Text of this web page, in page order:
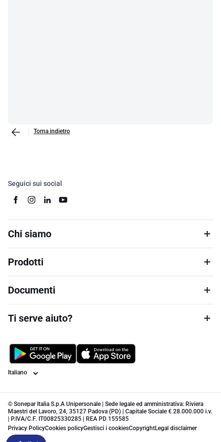
Torna indietro
Seguici sui social
Chi siamo
Prodotti
Documenti
Ti serve aiuto?
Lingua
© Sonepar Italia S.p.A Unipersonale | Sede legale ed amministrativa: Riviera
Maestri del Lavoro, 24, 35127 Padova (PD) | Capitale Sociale € 28.000.000 i.v.
| P.IVA/C.F. IT00825330285 | REA PD 155585
Privacy PolicyCookies policyGestisci i cookiesCopyrightLegal disclaimer